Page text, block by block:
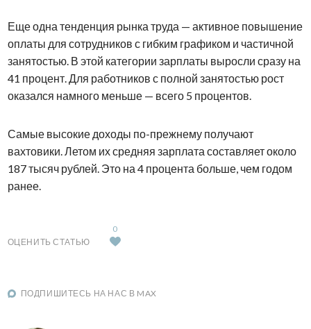
Еще одна тенденция рынка труда — активное повышение
оплаты для сотрудников с гибким графиком и частичной
занятостью. В этой категории зарплаты выросли сразу на
41 процент. Для работников с полной занятостью рост
оказался намного меньше — всего 5 процентов.
Самые высокие доходы по-прежнему получают
вахтовики. Летом их средняя зарплата составляет около
187 тысяч рублей. Это на 4 процента больше, чем годом
ранее.
ОЦЕНИТЬ СТАТЬЮ
0
ПОДПИШИТЕСЬ НА НАС В MAX